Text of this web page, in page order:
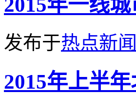
2015年一线
发布于热点新闻
2015年上半